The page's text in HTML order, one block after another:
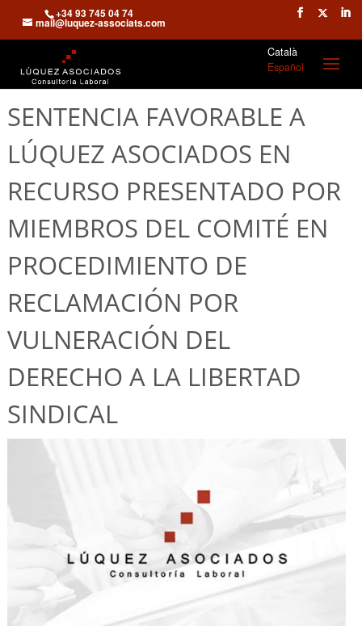
+34 93 745 04 74
mail@luquez-associats.com
Català
Español
SENTENCIA FAVORABLE A
LÚQUEZ ASOCIADOS EN
RECURSO PRESENTADO POR
MIEMBROS DEL COMITÉ EN
PROCEDIMIENTO DE
RECLAMACIÓN POR
VULNERACIÓN DEL
DERECHO A LA LIBERTAD
SINDICAL